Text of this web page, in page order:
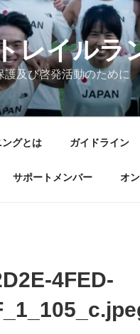
レイルラ
護及び啓発活動のために
ングとは ガイドライン
サポートメンバー オ
4FED-